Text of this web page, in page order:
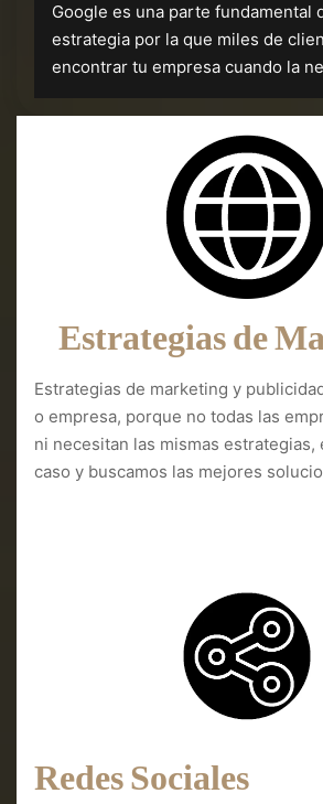
Google es una parte fundamental
estrategia por la que miles de
encontrar tu empresa cuando la
Estrategias de
Estrategias de marketing y
o empresa, porque no todas las
ni necesitan las mismas estrategias,
caso y buscamos las mejores
Redes Sociales